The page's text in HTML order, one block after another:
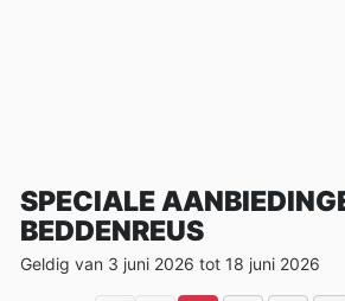
SPECIALE
BEDDENREUS
Geldig van 3 juni 2026 tot 18 juni 2026